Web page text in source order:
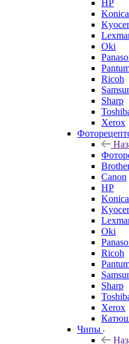
HP
Oki
Ricoh
Sharp
Xerox
Canon
HP
Oki
Ricoh
Sharp
Xerox
Чипы